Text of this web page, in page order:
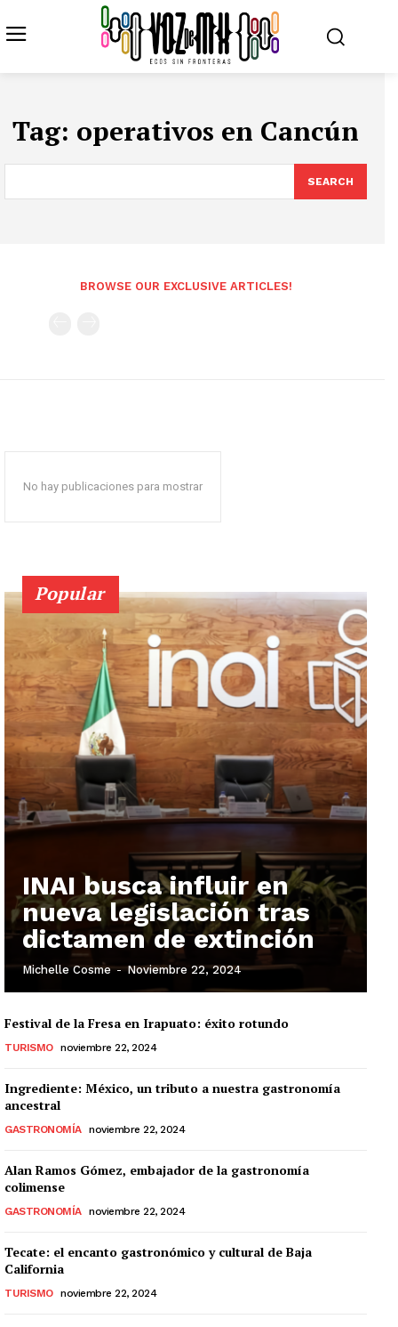
Tag: operativos en Cancún
SEARCH
BROWSE OUR EXCLUSIVE ARTICLES!
No hay publicaciones para mostrar
Popular
INAI busca influir en
nueva legislación tras
dictamen de extinción
Michelle Cosme - Noviembre 22, 2024
Festival de la Fresa en Irapuato: éxito rotundo
TURISMO noviembre 22, 2024
Ingrediente: México, un tributo a nuestra gastronomía
ancestral
GASTRONOMÍA noviembre 22, 2024
Alan Ramos Gómez, embajador de la gastronomía
colimense
GASTRONOMÍA noviembre 22, 2024
Tecate: el encanto gastronómico y cultural de Baja
California
TURISMO noviembre 22, 2024